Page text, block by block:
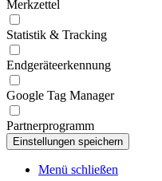
Merkzettel
Statistik & Tracking
Endgeräteerkennung
Google Tag Manager
Partnerprogramm
Menü schließen